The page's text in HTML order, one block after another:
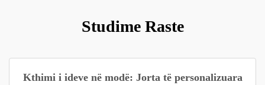
Studime Raste
Kthimi i ideve në modë: Jorta të personalizuara